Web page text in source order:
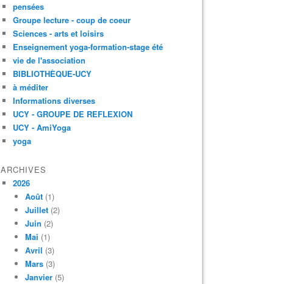
pensées
Groupe lecture - coup de coeur
Sciences - arts et loisirs
Enseignement yoga-formation-stage été
vie de l'association
BIBLIOTHÈQUE-UCY
à méditer
Informations diverses
UCY - GROUPE DE REFLEXION
UCY - AmiYoga
yoga
ARCHIVES
2026
Août (1)
Juillet (2)
Juin (2)
Mai (1)
Avril (3)
Mars (3)
Janvier (5)